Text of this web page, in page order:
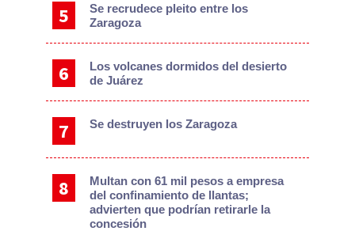
Se recrudece pleito entre los
Zaragoza
Los volcanes dormidos del desierto
de Juárez
Se destruyen los Zaragoza
Multan con 61 mil pesos a empresa
del confinamiento de llantas;
advierten que podrían retirarle la
concesión